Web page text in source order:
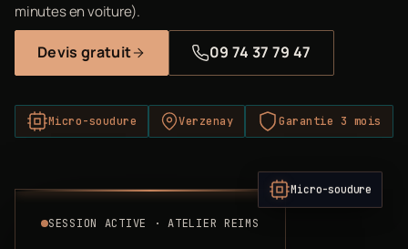
minutes en voiture).
Devis gratuit 09 74 37 79 47
Micro-soudure Verzenay Garantie 3 mois
SESSION ACTIVE · ATELIER REIMS
Micro-soudure